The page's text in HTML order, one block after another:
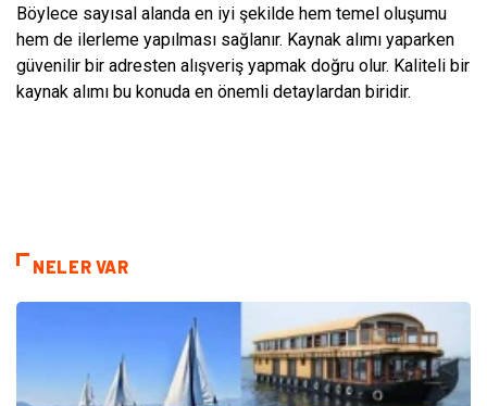
Böylece sayısal alanda en iyi şekilde hem temel oluşumu
hem de ilerleme yapılması sağlanır. Kaynak alımı yaparken
güvenilir bir adresten alışveriş yapmak doğru olur. Kaliteli bir
kaynak alımı bu konuda en önemli detaylardan biridir.
NELER VAR